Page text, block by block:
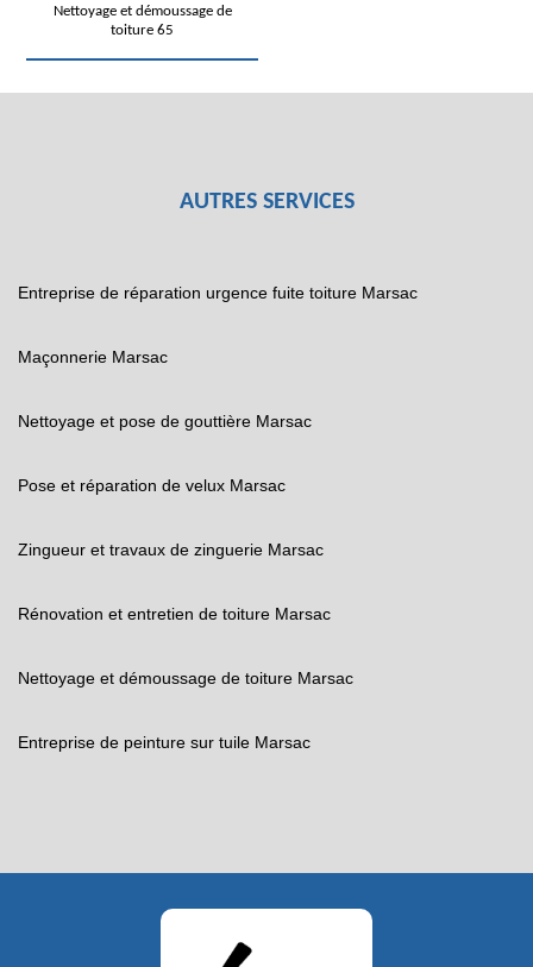
Nettoyage et démoussage de
toiture 65
AUTRES SERVICES
Entreprise de réparation urgence fuite toiture Marsac
Maçonnerie Marsac
Nettoyage et pose de gouttière Marsac
Pose et réparation de velux Marsac
Zingueur et travaux de zinguerie Marsac
Rénovation et entretien de toiture Marsac
Nettoyage et démoussage de toiture Marsac
Entreprise de peinture sur tuile Marsac